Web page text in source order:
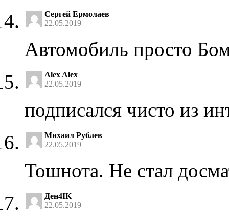
Сергей Ермолаев
22.05.2019
Автомобиль просто
Alex Alex
22.05.2019
подписался чисто из
Михаил Рублев
22.05.2019
Тошнота. Не стал
Ден4IK
22.05.2019